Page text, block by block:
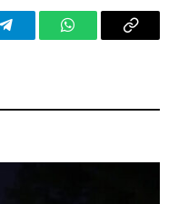
TelegramWhatsAppCopy